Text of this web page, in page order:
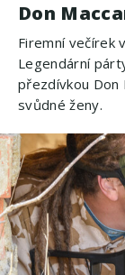
Don
Firemní večírek
Legendární
přezdívkou Don
svůdné ženy.